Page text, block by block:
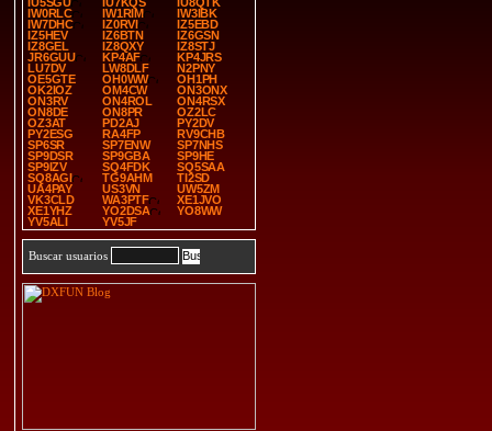
IW0RLC
IW1RIM
IW3IBK
IW7DHC
IZ0RVI
IZ5EBD
IZ5HEV
IZ6BTN
IZ6GSN
IZ8GEL
IZ8QXY
IZ8STJ
JR6GUU
KP4AF
KP4JRS
LU7DV
LW8DLF
N2PNY
OE5GTE
OH0WW
OH1PH
OK2IOZ
OM4CW
ON3ONX
ON3RV
ON4ROL
ON4RSX
ON8DE
ON8PR
OZ2LC
OZ3AT
PD2AJ
PY2DV
PY2ESG
RA4FP
RV9CHB
SP6SR
SP7ENW
SP7NHS
SP9DSR
SP9GBA
SP9HE
SP9IZV
SQ4FDK
SQ5SAA
SQ8AGI
TG9AHM
TI2SD
UA4PAY
US3VN
UW5ZM
VK3CLD
WA3PTF
XE1JVO
XE1YHZ
YO2DSA
YO8WW
YV5ALI
YV5JF
Buscar usuarios